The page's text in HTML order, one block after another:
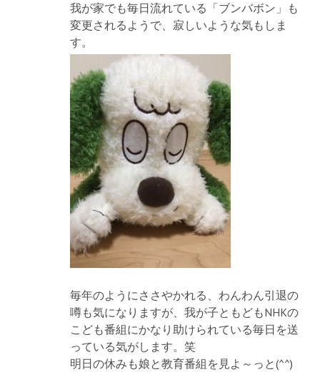
我が家でも毎日流れている「ブンバボン」も
変更されるようで、寂しいような気もしま
す。
毎年のようにささやかれる、わんわん引退の
噂も気になりますが、我が子ともどもNHKの
こども番組にかなり助けられている毎日を送
っている気がします。笑
明日の休みも娘と教育番組を見よ～っと(^^)